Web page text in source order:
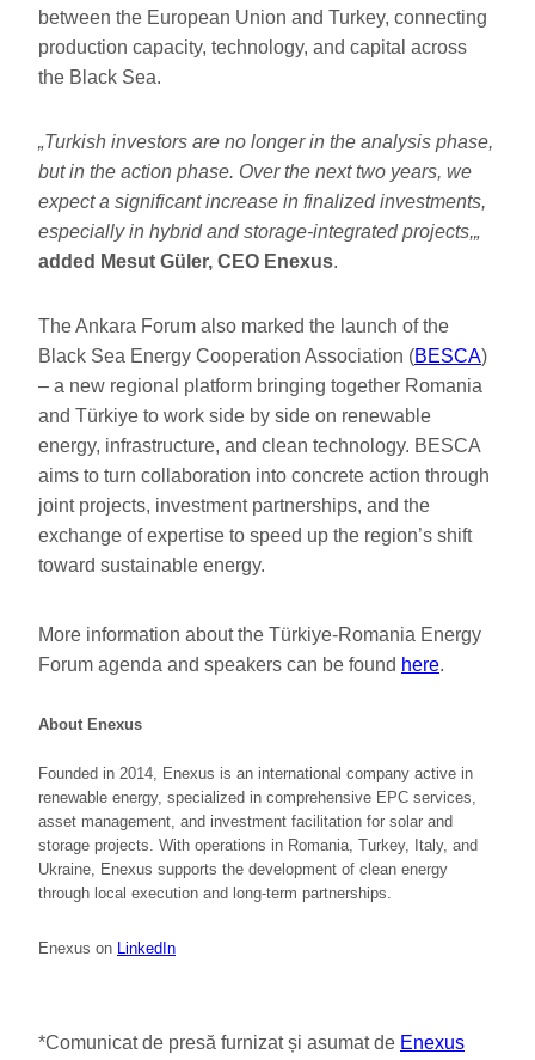
between the European Union and Turkey, connecting
production capacity, technology, and capital across
the Black Sea.
„Turkish investors are no longer in the analysis phase,
but in the action phase. Over the next two years, we
expect a significant increase in finalized investments,
especially in hybrid and storage-integrated projects,„
added Mesut Güler, CEO Enexus.
The Ankara Forum also marked the launch of the
Black Sea Energy Cooperation Association (BESCA)
– a new regional platform bringing together Romania
and Türkiye to work side by side on renewable
energy, infrastructure, and clean technology. BESCA
aims to turn collaboration into concrete action through
joint projects, investment partnerships, and the
exchange of expertise to speed up the region’s shift
toward sustainable energy.
More information about the Türkiye-Romania Energy
Forum agenda and speakers can be found here.
About Enexus
Founded in 2014, Enexus is an international company active in
renewable energy, specialized in comprehensive EPC services,
asset management, and investment facilitation for solar and
storage projects. With operations in Romania, Turkey, Italy, and
Ukraine, Enexus supports the development of clean energy
through local execution and long-term partnerships.
Enexus on LinkedIn
*Comunicat de presă furnizat și asumat de Enexus